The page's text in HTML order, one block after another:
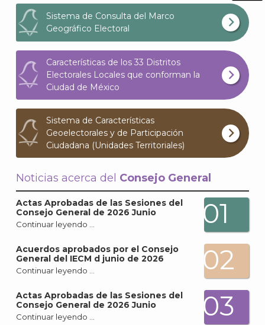
Sistema de Consulta del Marco
Geográfico Electoral
Características de los 33 Distritos
Electorales Locales que conforman la
Ciudad de México
Sistema de Características
Geoelectorales y de Participación
Ciudadana (Unidades Territoriales)
Noticias acerca del Consejo General
Actas Aprobadas de las Sesiones del
Consejo General de 2026 Junio
Continuar leyendo … 01
Acuerdos aprobados por el Consejo
General del IECM d junio de 2026
Continuar leyendo … 02
Actas Aprobadas de las Sesiones del
Consejo General de 2026 Junio
Continuar leyendo … 03